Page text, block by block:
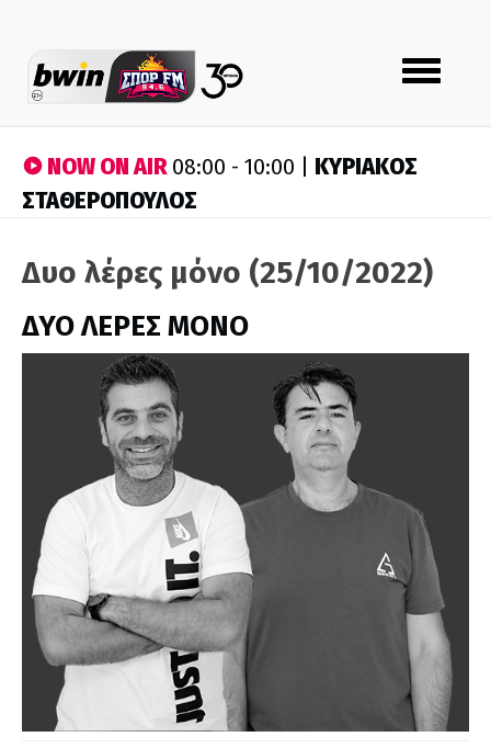
Toggle
navigation
NOW ON AIR08:00 - 10:00 | ΚΥΡΙΑΚΟΣ
ΣΤΑΘΕΡΟΠΟΥΛΟΣ
Δυο λέρες μόνο (25/10/2022)
ΔΥΟ ΛΕΡΕΣ ΜΟΝΟ